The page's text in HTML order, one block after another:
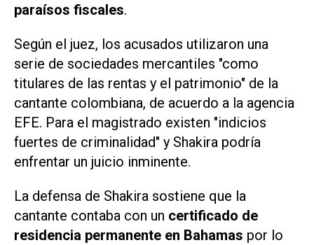
paraísos fiscales.
Según el juez, los acusados utilizaron una
serie de sociedades mercantiles "como
titulares de las rentas y el patrimonio" de la
cantante colombiana, de acuerdo a la agencia
EFE. Para el magistrado existen "indicios
fuertes de criminalidad" y Shakira podría
enfrentar un juicio inminente.
La defensa de Shakira sostiene que la
cantante contaba con un certificado de
residencia permanente en Bahamas por lo